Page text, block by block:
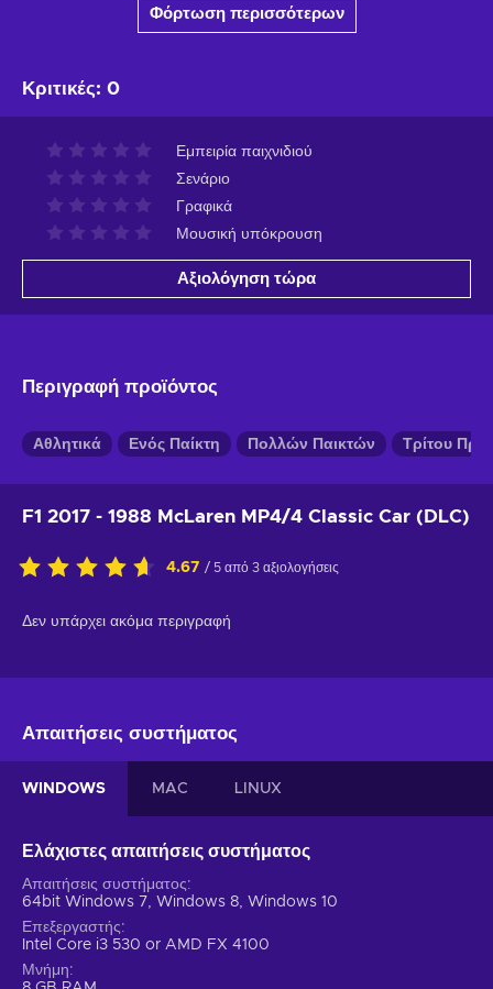
Φόρτωση περισσότερων
Κριτικές: 0
Εμπειρία παιχνιδιού
Σενάριο
Γραφικά
Μουσική υπόκρουση
Αξιολόγηση τώρα
Περιγραφή προϊόντος
Αθλητικά Ενός Παίκτη Πολλών Παικτών Τρίτου
F1 2017 - 1988 McLaren MP4/4 Classic Car (DLC)
4.67 / 5 από 3 αξιολογήσεις
Δεν υπάρχει ακόμα περιγραφή
Απαιτήσεις συστήματος
WINDOWS MAC LINUX
Ελάχιστες απαιτήσεις συστήματος
Απαιτήσεις συστήματος
64bit Windows 7, Windows 8, Windows 10
Επεξεργαστής
Intel Core i3 530 or AMD FX 4100
Μνήμη